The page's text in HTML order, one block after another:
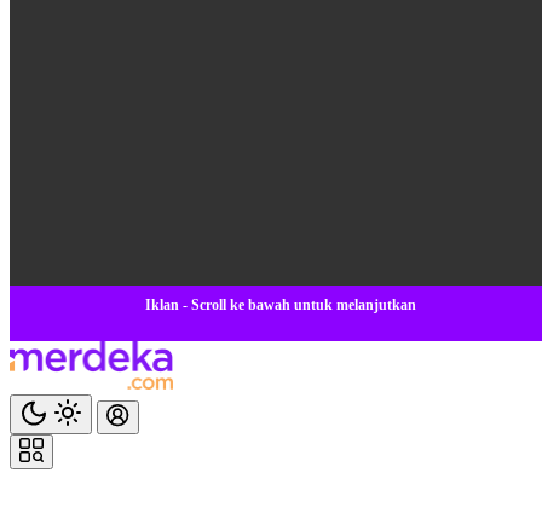
Iklan - Scroll ke bawah untuk melanjutkan